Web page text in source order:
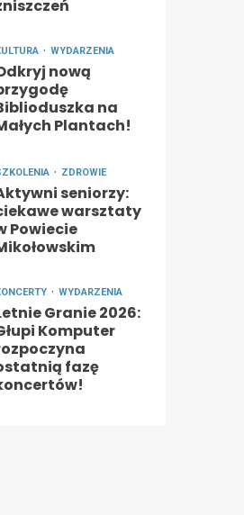
WYDARZENIA
nową
na
Plantach!
ZDROWIE
seniorzy:
warsztaty
Powiecie
WYDARZENIA
Granie 2026:
Komputer
fazę